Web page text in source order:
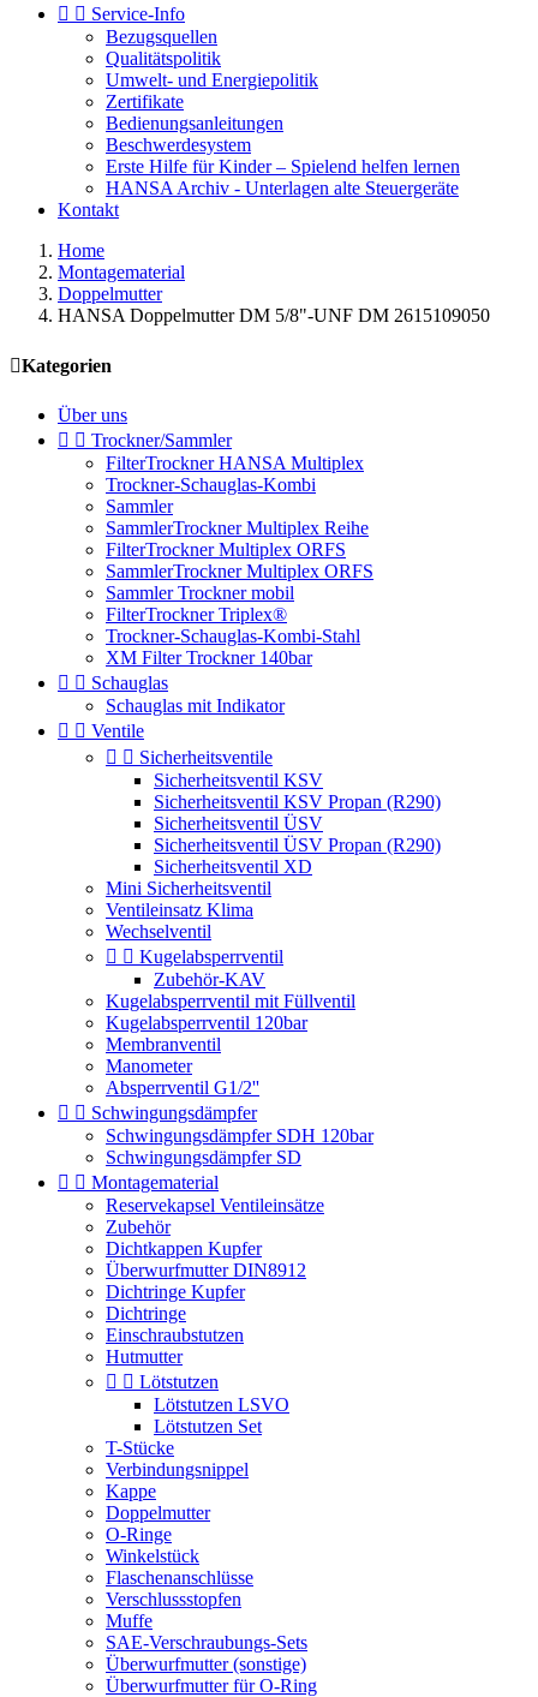
  Service-Info
Bezugsquellen
Qualitätspolitik
Umwelt- und Energiepolitik
Zertifikate
Bedienungsanleitungen
Beschwerdesystem
Erste Hilfe für Kinder – Spielend helfen lernen
HANSA Archiv - Unterlagen alte Steuergeräte
Kontakt
Home
Montagematerial
Doppelmutter
HANSA Doppelmutter DM 5/8"-UNF DM 2615109050
Kategorien
Über uns
  Trockner/Sammler
FilterTrockner HANSA Multiplex
Trockner-Schauglas-Kombi
Sammler
SammlerTrockner Multiplex Reihe
FilterTrockner Multiplex ORFS
SammlerTrockner Multiplex ORFS
Sammler Trockner mobil
FilterTrockner Triplex®
Trockner-Schauglas-Kombi-Stahl
XM Filter Trockner 140bar
  Schauglas
Schauglas mit Indikator
  Ventile
  Sicherheitsventile
Sicherheitsventil KSV
Sicherheitsventil KSV Propan (R290)
Sicherheitsventil ÜSV
Sicherheitsventil ÜSV Propan (R290)
Sicherheitsventil XD
Mini Sicherheitsventil
Ventileinsatz Klima
Wechselventil
  Kugelabsperrventil
Zubehör-KAV
Kugelabsperrventil mit Füllventil
Kugelabsperrventil 120bar
Membranventil
Manometer
Absperrventil G1/2''
  Schwingungsdämpfer
Schwingungsdämpfer SDH 120bar
Schwingungsdämpfer SD
  Montagematerial
Reservekapsel Ventileinsätze
Zubehör
Dichtkappen Kupfer
Überwurfmutter DIN8912
Dichtringe Kupfer
Dichtringe
Einschraubstutzen
Hutmutter
  Lötstutzen
Lötstutzen LSVO
Lötstutzen Set
T-Stücke
Verbindungsnippel
Kappe
Doppelmutter
O-Ringe
Winkelstück
Flaschenanschlüsse
Verschlussstopfen
Muffe
SAE-Verschraubungs-Sets
Überwurfmutter (sonstige)
Überwurfmutter für O-Ring